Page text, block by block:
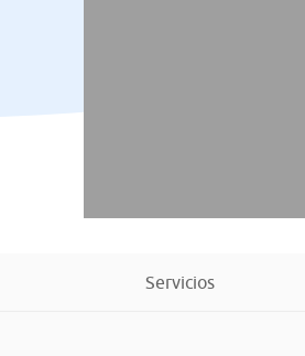
Servicios